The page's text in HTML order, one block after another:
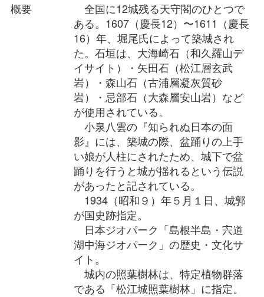
概要
全国に12城残る天守閣のひとつで
ある。1607（慶長12）〜1611（慶長
16）年、堀尾氏によって築城され
た。石垣は、大海崎石（和久羅山デ
イサイト）・矢田石（松江層玄武
岩）・森山石（古浦層凝灰質砂
岩）・忌部石（大森層安山岩）など
が使用されている。
小泉八雲の『知られぬ日本の面
影』には、築城の際、盆踊りの上手
い娘が人柱にされたため、城下で盆
踊りを行うと城が揺れるという伝説
があったと記されている。
1934（昭和９）年５月１日、城郭
が国史跡指定。
日本ジオパーク「島根半島・宍道
湖中海ジオパーク」の歴史・文化サ
イト。
城内の照葉樹林は、特定植物群落
である「松江城照葉樹林」に指定。